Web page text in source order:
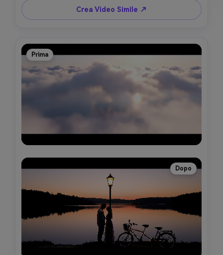
Crea Video Simile ↗
Prima
Dopo